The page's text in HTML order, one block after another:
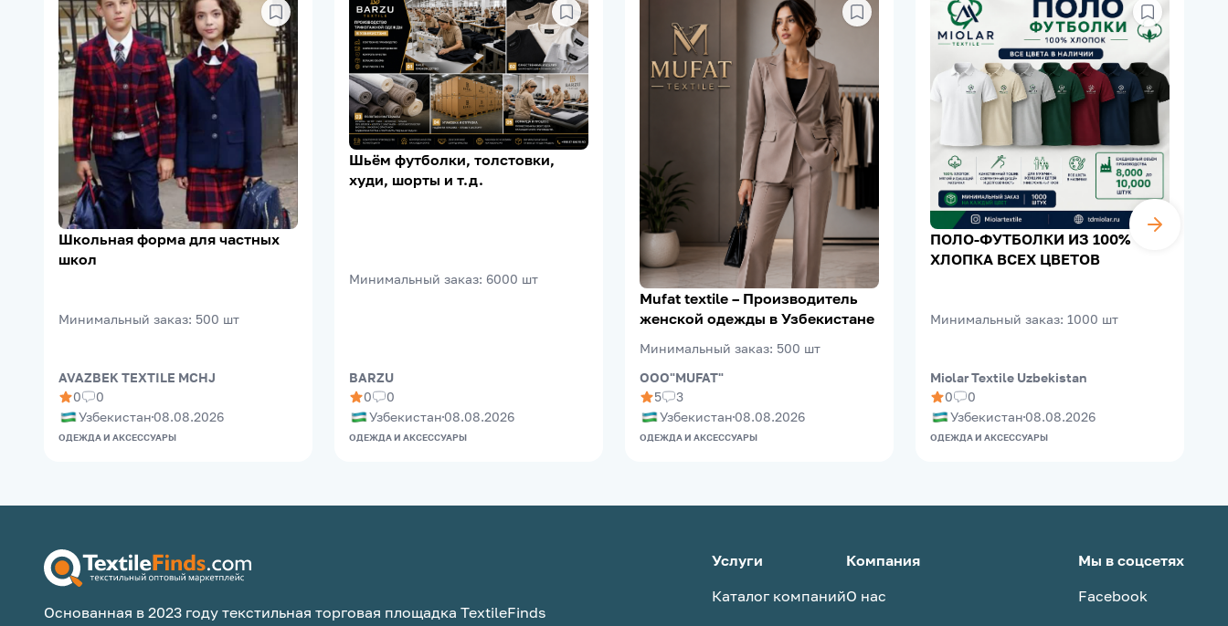
Школьная форма для частных
школ
Минимальный заказ: 500 шт
AVAZBEK TEXTILE MCHJ
0
0
Узбекистан 08.08.2026
ОДЕЖДА И АКСЕССУАРЫ
Шьём футболки, толстовки,
худи, шорты и т.д.
Минимальный заказ: 6000 шт
BARZU
0
0
Узбекистан 08.08.2026
ОДЕЖДА И АКСЕССУАРЫ
Mufat textile – Производитель
женской одежды в Узбекистане
Минимальный заказ: 500 шт
OOO"MUFAT"
5
3
Узбекистан 08.08.2026
ОДЕЖДА И АКСЕССУАРЫ
ПОЛО-ФУТБОЛКИ ИЗ 100%
ХЛОПКА ВСЕХ ЦВЕТОВ
Минимальный заказ: 1000 шт
Miolar Textile Uzbekistan
0
0
Узбекистан 08.08.2026
ОДЕЖДА И АКСЕССУАРЫ
Основанная в 2023 году текстильная торговая площадка TextileFinds
Услуги
Каталог компаний
Компания
О нас
Мы в соцсетях
Facebook